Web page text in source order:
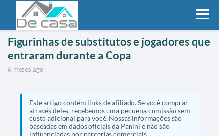
Figurinhas de substitutos e jogadores que
entraram durante a Copa
6 meses ago
Este artigo contém links de afiliado. Se você comprar
através deles, recebemos uma pequena comissão sem
custo adicional para você. Nossas informações são
baseadas em dados oficiais da Panini e não são
influenciadas por parcerias comerciais.